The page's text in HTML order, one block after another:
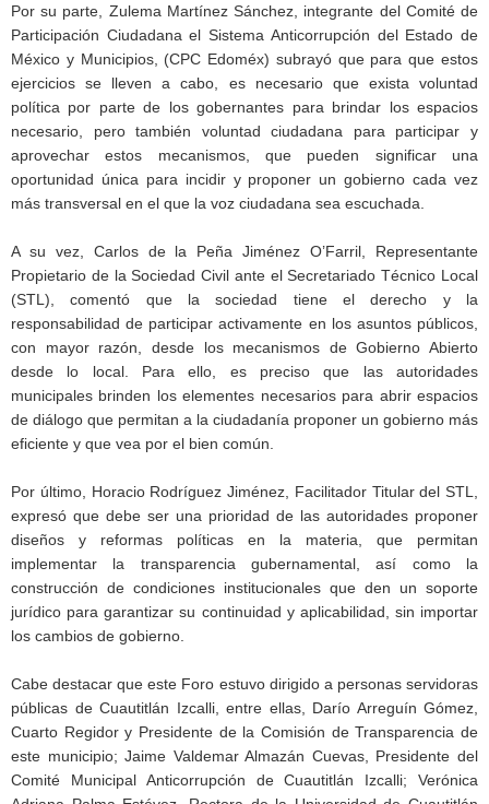
Por su parte, Zulema Martínez Sánchez, integrante del Comité de
Participación Ciudadana el Sistema Anticorrupción del Estado de
México y Municipios, (CPC Edoméx) subrayó que para que estos
ejercicios se lleven a cabo, es necesario que exista voluntad
política por parte de los gobernantes para brindar los espacios
necesario, pero también voluntad ciudadana para participar y
aprovechar estos mecanismos, que pueden significar una
oportunidad única para incidir y proponer un gobierno cada vez
más transversal en el que la voz ciudadana sea escuchada.
A su vez, Carlos de la Peña Jiménez O’Farril, Representante
Propietario de la Sociedad Civil ante el Secretariado Técnico Local
(STL), comentó que la sociedad tiene el derecho y la
responsabilidad de participar activamente en los asuntos públicos,
con mayor razón, desde los mecanismos de Gobierno Abierto
desde lo local. Para ello, es preciso que las autoridades
municipales brinden los elementes necesarios para abrir espacios
de diálogo que permitan a la ciudadanía proponer un gobierno más
eficiente y que vea por el bien común.
Por último, Horacio Rodríguez Jiménez, Facilitador Titular del STL,
expresó que debe ser una prioridad de las autoridades proponer
diseños y reformas políticas en la materia, que permitan
implementar la transparencia gubernamental, así como la
construcción de condiciones institucionales que den un soporte
jurídico para garantizar su continuidad y aplicabilidad, sin importar
los cambios de gobierno.
Cabe destacar que este Foro estuvo dirigido a personas servidoras
públicas de Cuautitlán Izcalli, entre ellas, Darío Arreguín Gómez,
Cuarto Regidor y Presidente de la Comisión de Transparencia de
este municipio; Jaime Valdemar Almazán Cuevas, Presidente del
Comité Municipal Anticorrupción de Cuautitlán Izcalli; Verónica